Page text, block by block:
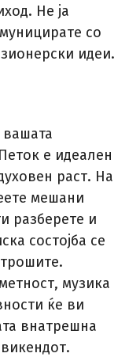
Не ја
со
идеи.
е идеален
раст. На
мешани
разберете и
состојба се
музика
ќе ви
внатрешна